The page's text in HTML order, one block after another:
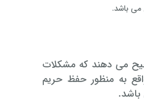
می باشد.
می دهند که مشکلات
به منظور حفظ حریم